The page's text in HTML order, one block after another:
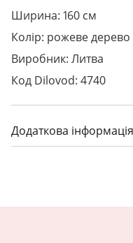
Ширина: 160 см
Колір: рожеве дерево
Виробник: Литва
Код Dilovod: 4740
Додаткова інформація